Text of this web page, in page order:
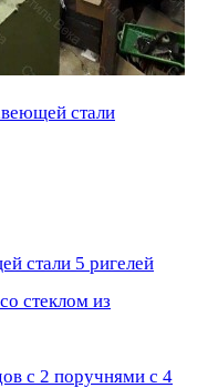
стали
стали 5 ригелей
стеклом из
с 2 поручнями с 4